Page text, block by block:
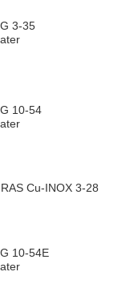
3-35
10-54
Cu-INOX 3-28
10-54E